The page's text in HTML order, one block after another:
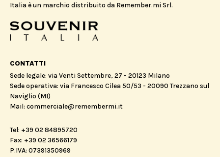
Italia è un marchio distribuito da Remember.mi Srl.
CONTATTI
Sede legale: via Venti Settembre, 27 - 20123 Milano
Sede operativa: via Francesco Cilea 50/53 - 20090 Trezzano sul
Naviglio (MI)
Mail: commerciale@remembermi.it
Tel: +39 02 84895720
Fax: +39 02 36566179
P.IVA: 07391350969